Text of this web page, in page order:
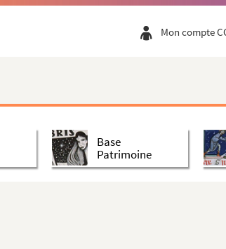
Mon compte
Base
Patrimoine